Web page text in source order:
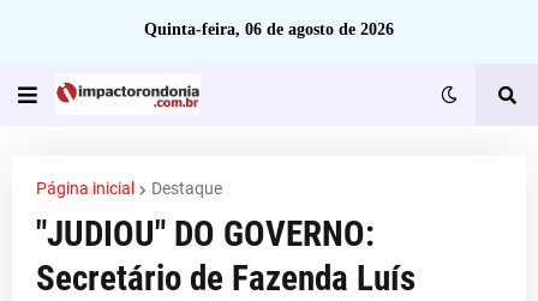
Quinta-feira, 06 de agosto de 2026
Página inicial Destaque
"JUDIOU" DO GOVERNO:
Secretário de Fazenda Luís